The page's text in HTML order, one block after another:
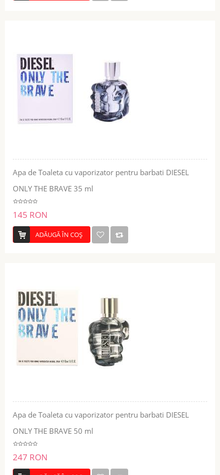
Apa de Toaleta cu vaporizator pentru barbati DIESEL
ONLY THE BRAVE 35 ml
145 RON
ADĂUGĂ ÎN COŞ
Apa de Toaleta cu vaporizator pentru barbati DIESEL
ONLY THE BRAVE 50 ml
247 RON